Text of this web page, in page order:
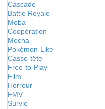
Cascade
Battle Royale
Moba
Coopération
Mecha
Pokémon-Like
Casse-tête
Free-to-Play
Film
Horreur
FMV
Survie